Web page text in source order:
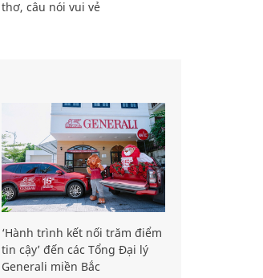
câu nói vui vẻ
‘Hành trình kết nối trăm điểm
tin cậy’ đến các Tổng Đại lý
Generali miền Bắc